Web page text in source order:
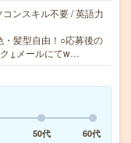
ンスキル不要 / 英語力
・髪型自由！○応募後の
↓メールにてw…
50代 60代